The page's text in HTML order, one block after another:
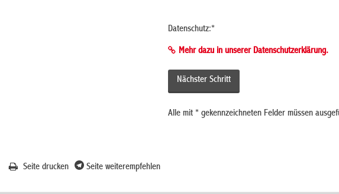
Datenschutz:*
Mehr dazu in unserer Datenschutzerklärung.
Alle mit *gekennzeichneten Felder müssen
Seite drucken Seite weiterempfehlen